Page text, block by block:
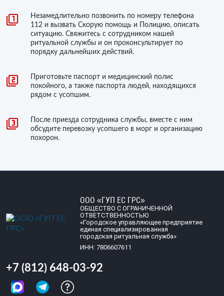
Незамедлительно позвонить по номеру телефона
112 и вызвать Скорую помощь и Полицию, описать
ситуацию. Свяжитесь с сотрудником нашей
ритуальной службы и он проконсультирует по
порядку дальнейших действий.
Приготовьте паспорт и медицинский полис
покойного, а также паспорта людей, находящихся
рядом с усопшим.
После приезда сотрудника службы, вместе с ним
обсудите перевозку усопшего в морг и организацию
похорон.
ООО «ГУП ЕС ГРС»
ОБЩЕСТВО С ОГРАНИЧЕННОЙ
ОТВЕТСТВЕННОСТЬЮ
«Городское управляющее предприятие
единая специализированная
городская ритуальная служба»
ИНН: 7806607611
+7 (812) 648-03-92